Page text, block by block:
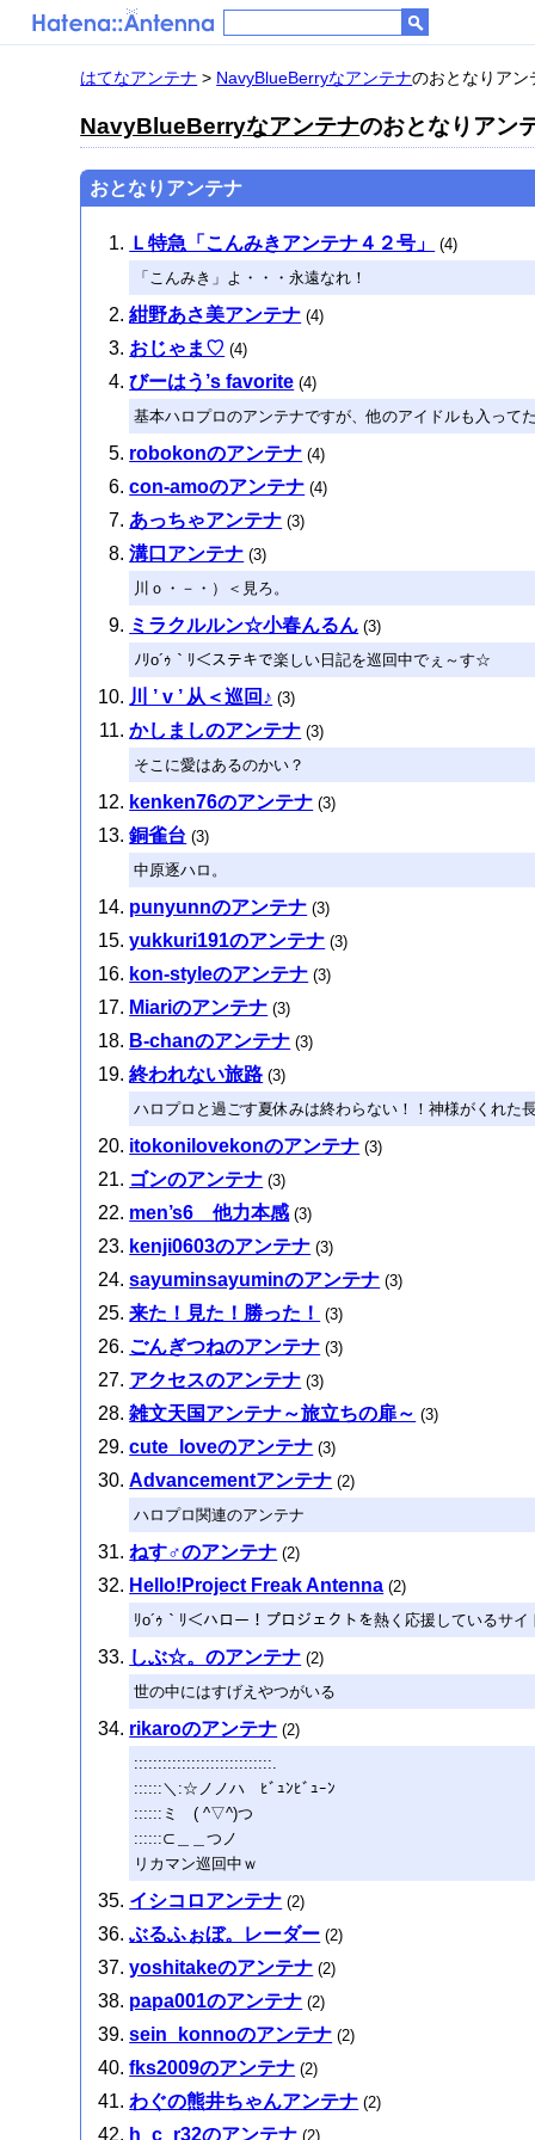
はてなアンテナ > NavyBlueBerryなアンテナのおとなりアン
NavyBlueBerryなアンテナのおとなりアン
おとなりアンテナ
Ｌ特急「こんみきアンテナ４２号」
(4)
「こんみき」よ・・・永遠なれ！
紺野あさ美アンテナ (4)
おじゃま♡ (4)
びーはう’s favorite (4)
基本ハロプロのアンテナですが、他のアイドルも入って
robokonのアンテナ (4)
con-amoのアンテナ (4)
あっちゃアンテナ (3)
溝口アンテナ (3)
川ｏ・－・）＜見ろ。
ミラクルルン☆小春んるん (3)
ﾉﾘo´ｩ｀ﾘ＜ステキで楽しい日記を巡回中でぇ～す☆
川 ’ v ’ 从＜巡回♪ (3)
かしましのアンテナ (3)
そこに愛はあるのかい？
kenken76のアンテナ (3)
銅雀台 (3)
中原逐ハロ。
punyunnのアンテナ (3)
yukkuri191のアンテナ (3)
kon-styleのアンテナ (3)
Miariのアンテナ (3)
B-chanのアンテナ (3)
終われない旅路 (3)
ハロプロと過ごす夏休みは終わらない！！神様がくれた
itokonilovekonのアンテナ (3)
ゴンのアンテナ (3)
men’s6 他力本感(3)
kenji0603のアンテナ (3)
sayuminsayuminのアンテナ (3)
来た！見た！勝った！ (3)
ごんぎつねのアンテナ (3)
アクセスのアンテナ (3)
雑文天国アンテナ～旅立ちの扉～ (3)
cute_loveのアンテナ (3)
Advancementアンテナ (2)
ハロプロ関連のアンテナ
ねす♂のアンテナ (2)
Hello!Project Freak Antenna (2)
ﾘo´ｩ｀ﾘ＜ハロー！プロジェクトを熱く応援しているサ
しぶ☆。のアンテナ (2)
世の中にはすげえやつがいる
rikaroのアンテナ (2)
:::::::::::::::::::::::::::::.
::::::＼:☆ノノハ ﾋﾞｭﾝﾋﾞｭｰﾝ
::::::ミゝ( ^▽^)つ
::::::⊂＿＿つノ
リカマン巡回中ｗ
イシコロアンテナ (2)
ぶるふぉぼ。レーダー (2)
yoshitakeのアンテナ (2)
papa001のアンテナ (2)
sein_konnoのアンテナ (2)
fks2009のアンテナ (2)
わぐの熊井ちゃんアンテナ (2)
h_c_r32のアンテナ (2)